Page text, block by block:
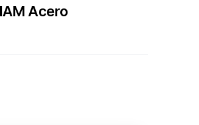
Acero